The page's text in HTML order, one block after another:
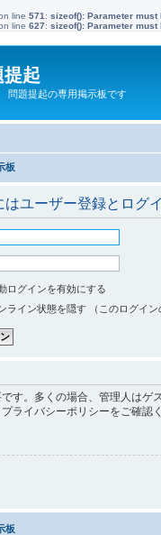
line 571 : sizeof(): Parameter
line 627: sizeof(): Parameter
提起
問題提起の専用掲示板です
板
はユーザー登録とログ
ログインを有効にする
ライン状態を隠す （このログイン
す。多くの場合、管理人は
ライバシーポリシーをご確認
板